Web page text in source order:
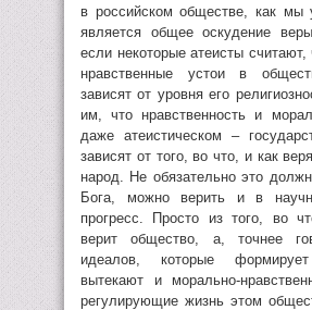
в российском обществе, как мы
является общее оскудение
если некоторые атеисты
нравственные устои в
зависят от уровня его
им, что нравственность и
даже атеистическом –
зависят от того, во что, и как
народ. Не обязательно это
Бога, можно верить и в
прогресс. Просто из того, во
верит общество, а, точнее
идеалов, которые
вытекают и морально-
регулирующие жизнь этом